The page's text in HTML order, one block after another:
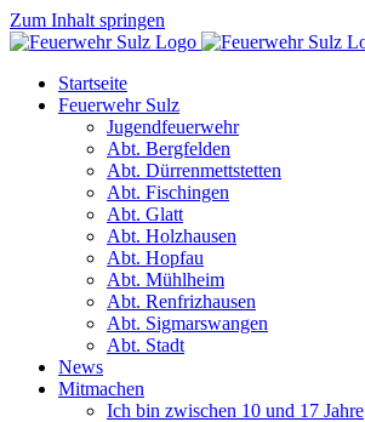
Zum Inhalt springen
Startseite
Feuerwehr Sulz
Jugendfeuerwehr
Abt. Bergfelden
Abt. Dürrenmettstetten
Abt. Fischingen
Abt. Glatt
Abt. Holzhausen
Abt. Hopfau
Abt. Mühlheim
Abt. Renfrizhausen
Abt. Sigmarswangen
Abt. Stadt
News
Mitmachen
Ich bin zwischen 10 und 17 Jahre